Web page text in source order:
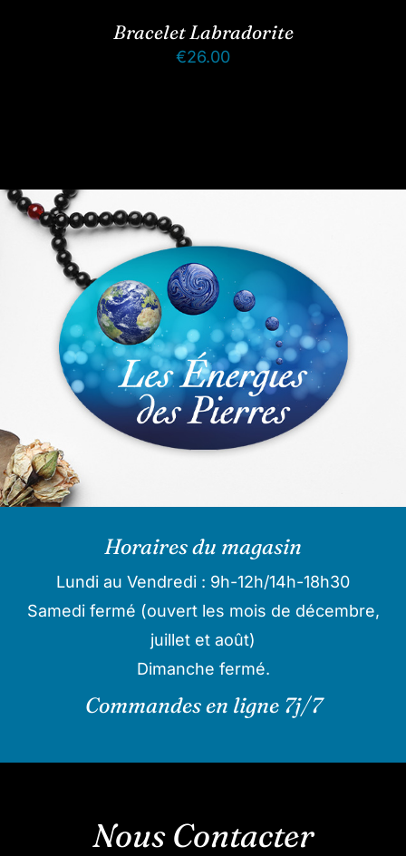
Bracelet Labradorite
€26.00
Horaires du magasin
Lundi au Vendredi : 9h-12h/14h-18h30
Samedi fermé (ouvert les mois de décembre,
juillet et août)
Dimanche fermé.
Commandes en ligne 7j/7
Nous Contacter